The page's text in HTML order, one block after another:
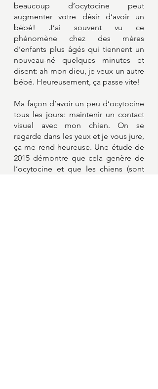
beaucoup d’ocytocine peut
augmenter votre désir d’avoir un
bébé! J’ai souvent vu ce
phénomène chez des mères
d’enfants plus âgés qui tiennent un
nouveau-né quelques minutes et
disent: ah mon dieu, je veux un autre
bébé. Heureusement, ça passe vite!
Ma façon d’avoir un peu d’ocytocine
tous les jours: maintenir un contact
visuel avec mon chien. On se
regarde dans les yeux et je vous jure,
ça me rend heureuse. Une étude de
2015 démontre que cela genère de
l’ocytocine et que les chiens (sont